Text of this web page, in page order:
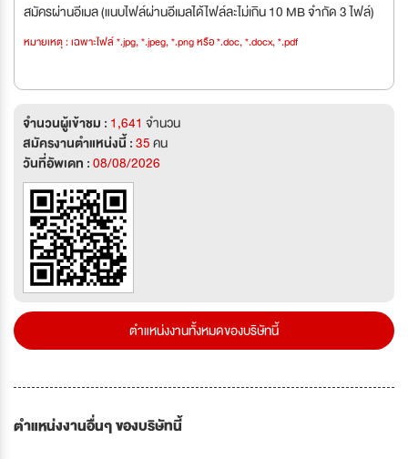
สมัครผ่านอีเมล (แนบไฟล์ผ่านอีเมลได้ไฟล์ละไม่เกิน 10 MB จำกัด 3 ไฟล์)
หมายเหตุ : เฉพาะไฟล์ *.jpg, *.jpeg, *.png หรือ *.doc, *.docx, *.pdf
จำนวนผู้เข้าชม : 1,641 จำนวน
สมัครงานตำแหน่งนี้ :35คน
วันที่อัพเดท :08/08/2026
ตำแหน่งงานทั้งหมดของบริษัทนี้
ตำแหน่งงานอื่นๆ ของบริษัทนี้